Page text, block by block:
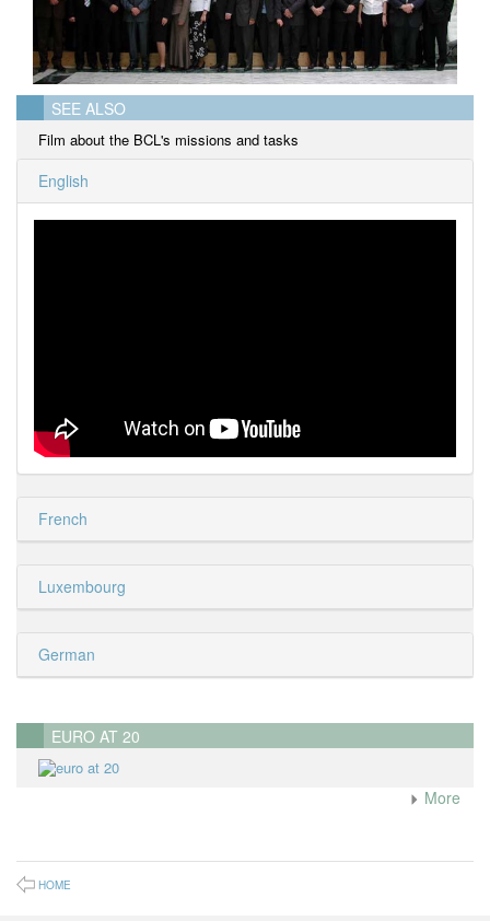
SEE ALSO
Film about the BCL's missions and tasks
English
French
Luxembourg
German
EURO AT 20
More
HOME